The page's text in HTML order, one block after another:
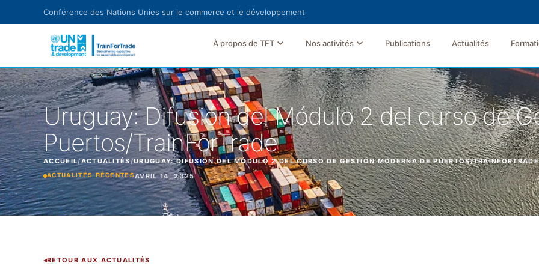
Aller au contenu principal
Conférence des Nations Unies sur le commerce et le développement
À propos de TFT Nos activités Publications Actualités
Uruguay: Difusión del Módulo 2 del curso de
Puertos/TrainForTrade
ACCUEIL/ACTUALITÉS/URUGUAY: DIFUSIÓN DEL MÓDULO 2 DEL CURSO DE GESTIÓN MODERNA DE PUERTOS/TRAINFORTRADE
ACTUALITÉS RÉCENTESAVRIL 14, 2025
RETOUR AUX ACTUALITÉS